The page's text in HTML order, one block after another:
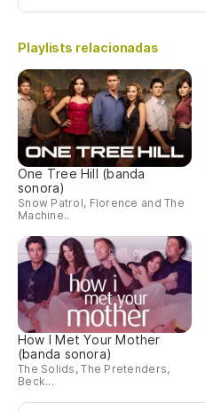
Playlists relacionadas
One Tree Hill (banda
sonora)
Snow Patrol, Florence and The
Machine..
How I Met Your Mother
(banda sonora)
The Solids, The Pretenders,
Beck...